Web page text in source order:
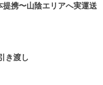
携〜山陰エリアへ実運送
き渡し